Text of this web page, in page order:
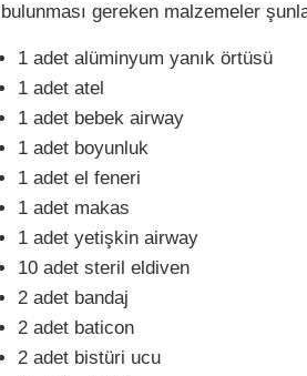
bulunması gereken malzemeler
1 adet alüminyum yanık örtüsü
1 adet atel
1 adet bebek airway
1 adet boyunluk
1 adet el feneri
1 adet makas
1 adet yetişkin airway
10 adet steril eldiven
2 adet bandaj
2 adet baticon
2 adet bistüri ucu